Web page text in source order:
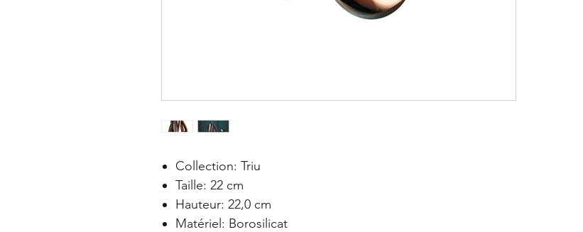
Collection: Triu
Taille: 22 cm
Hauteur: 22,0 cm
Matériel: Borosilicat